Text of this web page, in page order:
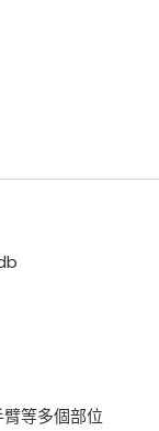
等多個部位